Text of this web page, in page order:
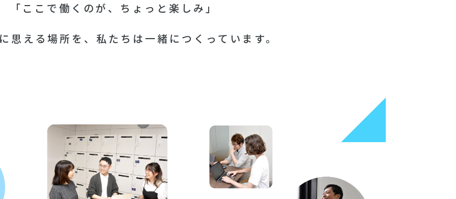
「ここで働くのが、ちょっと楽しみ」
思える場所を、 私たちは一緒につくっています。